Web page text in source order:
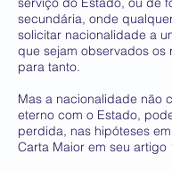
secundária, onde
solicitar nacionalidade a
que sejam observados os
para tanto.
Mas a nacionalidade não
eterno com o Estado,
perdida, nas hipóteses
Carta Maior em seu artigo